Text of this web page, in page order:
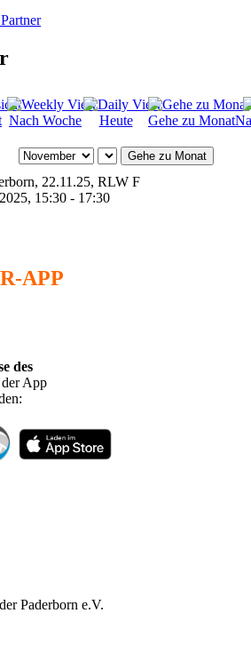
Nach Woche Heute Gehe zu Monat
Gehe zu Monat
22.11.25, RLW F
15:30 - 17:30
APP
des
App
Paderborn e.V.